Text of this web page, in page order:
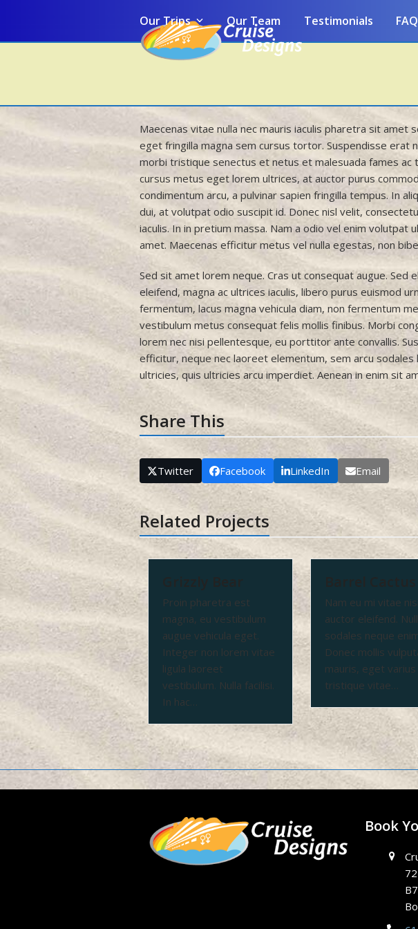
content
Our Trips Our Team Testimonials
Maecenas vitae nulla nec mauris iaculis pharetra sit
eget fringilla magna sem cursus tortor. Suspendisse erat
morbi tristique senectus et netus et malesuada fames
cursus metus eget lorem ultrices, at auctor purus
condimentum arcu, a pulvinar sapien fringilla tempus. In
dui, at volutpat odio suscipit id. Donec nisl velit,
iaculis. In in pretium massa. Nam a odio vel enim
amet. Maecenas efficitur metus vel nulla egestas, non
Sed sit amet lorem neque. Cras ut consequat augue. Sed
eleifend, magna ac ultrices iaculis, libero purus euismod
fermentum, lacus magna vehicula diam, non fermentum
vestibulum metus consequat felis mollis finibus. Morbi
lorem nec nisi pellentesque, eu porttitor ante convallis.
efficitur, neque nec laoreet elementum, sem arcu
ultricies, quis ultricies arcu imperdiet. Aenean in enim sit
Share This
Twitter Facebook LinkedIn Email
Related Projects
Proin pharetra est
magna, eu vestibulum
augue vehicula eget.
Integer non lorem vitae
ligula laoreet
vestibulum. Nulla facilisi.
In hac…
Nam eu mi vitae nisi
auctor eleifend.
sodales neque
Donec mollis
mauris, eget varius
tristique vitae…
Book